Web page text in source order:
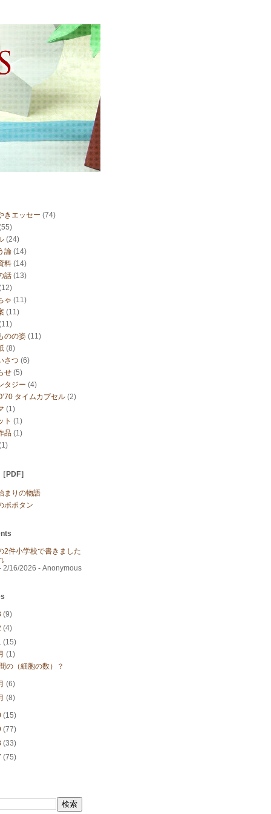
きエッセー (74)
(24)
論 (14)
料 (14)
話 (13)
ゃ (11)
(11)
のの姿 (11)
(8)
さつ (6)
せ (5)
タジー (4)
タイムカプセル (2)
(1)
ト (1)
品 (1)
PDF］
まりの物語
ポポタン
2件小学校で書きました
2/16/2026 - Anonymous
(9)
(4)
(15)
(1)
の（細胞の数）？
(6)
(8)
(15)
(77)
(33)
(75)